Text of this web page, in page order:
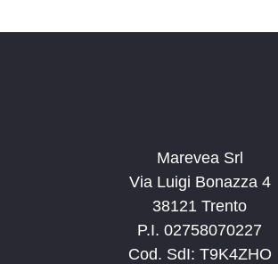
Marevea Srl
Via Luigi Bonazza 4
38121 Trento
P.I. 02758070227
Cod. SdI: T9K4ZHO